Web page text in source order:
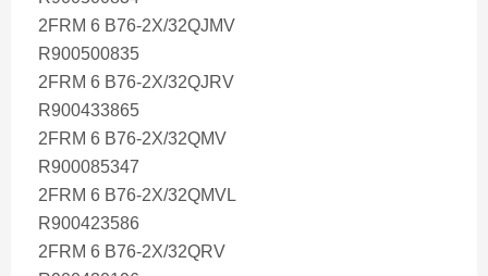
2FRM 6 B76-2X/32QJMV
R900500835
2FRM 6 B76-2X/32QJRV
R900433865
2FRM 6 B76-2X/32QMV
R900085347
2FRM 6 B76-2X/32QMVL
R900423586
2FRM 6 B76-2X/32QRV